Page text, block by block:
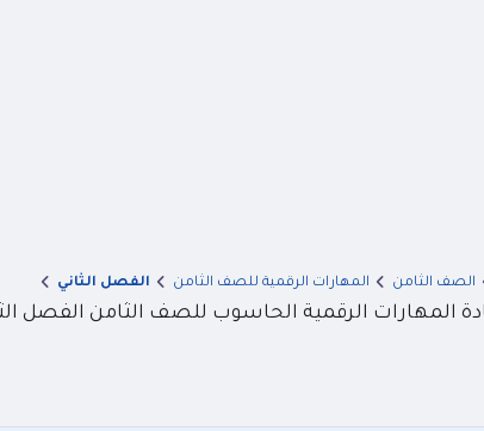
الصف الثامن المهارات الرقمية للصف الثامن الفصل الثاني
المهارات الرقمية الحاسوب للصف الثامن الفصل الثاني